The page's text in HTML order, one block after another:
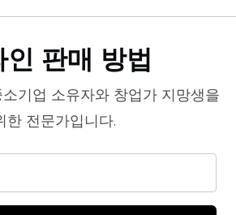
인 판매 방법
소기업 소유자와 창업가 지망생을
한 전문가입니다.